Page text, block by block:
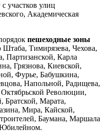
участков улиц
Академическая
пешеходные зоны
Тимирязева, Чехова,
Партизанской, Карла
Грязнова, Киевской,
Фурье, Бабушкина,
Напольной, Радищева,
Революции,
Братской, Марата,
Мира, Кайской,
Баумана, Маршала
Юбилейном.